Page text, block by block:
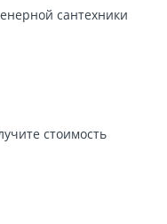
стоимость